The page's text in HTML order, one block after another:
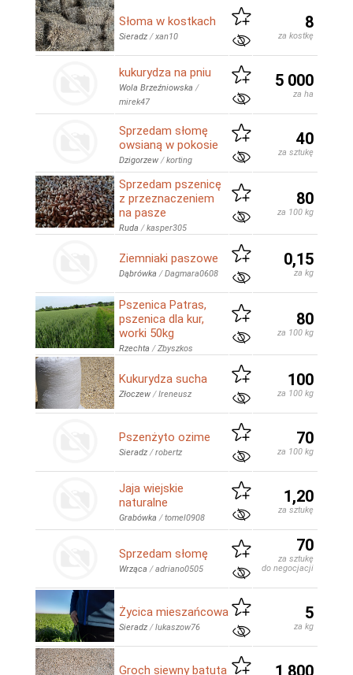
Słoma w kostkach
Sieradz /xan10
8
za kostkę
kukurydza na pniu
Wola Brzeźniowska /
mirek47
5 000
za ha
Sprzedam słomę
owsianą w pokosie
Dzigorzew /korting
40
za sztukę
Sprzedam pszenicę
z przeznaczeniem
na pasze
Ruda /kasper305
80
za 100 kg
Ziemniaki paszowe
Dąbrówka /Dagmara0608
0,15
za kg
Pszenica Patras,
pszenica dla kur,
worki 50kg
Rzechta /Zbyszkos
80
za 100 kg
Kukurydza sucha
Złoczew /Ireneusz
100
za 100 kg
Pszenżyto ozime
Sieradz /robertz
70
za 100 kg
Jaja wiejskie
naturalne
Grabówka /tomel0908
1,20
za sztukę
Sprzedam słomę
Wrząca /adriano0505
70
za sztukę
do negocjacji
Życica mieszańcowa
Sieradz /lukaszow76
5
za kg
Groch siewny batuta 1 800